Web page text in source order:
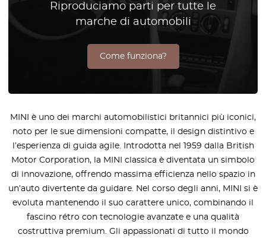
Riproduciamo parti per tutte le
marche di automobili
Come funziona?
MINI è uno dei marchi automobilistici britannici più iconici,
noto per le sue dimensioni compatte, il design distintivo e
l’esperienza di guida agile. Introdotta nel 1959 dalla British
Motor Corporation, la MINI classica è diventata un simbolo
di innovazione, offrendo massima efficienza nello spazio in
un’auto divertente da guidare. Nel corso degli anni, MINI si è
evoluta mantenendo il suo carattere unico, combinando il
fascino rétro con tecnologie avanzate e una qualità
costruttiva premium. Gli appassionati di tutto il mondo